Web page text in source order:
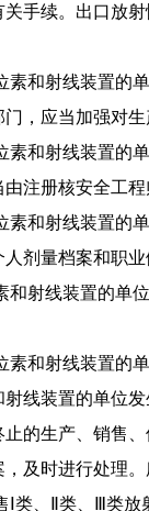
手续。 出口放
素和射线装置的
，应当加强对
素和射线装置的
注册核安全工
素和射线装置的
剂量档案和职
和射线装置的单
和射线装置的
线装置的单位发
的生产、销售
及时进行处理
Ⅰ类、Ⅱ类、Ⅲ类放